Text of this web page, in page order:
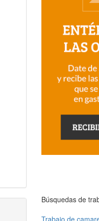
Búsquedas de